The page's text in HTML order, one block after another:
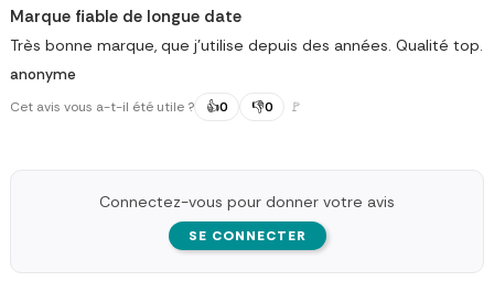
Marque fiable de longue date
Très bonne marque, que j'utilise depuis des années. Qualité top.
anonyme
Cet avis vous a-t-il été utile ? 👍0 👎0 🚩
Connectez-vous pour donner votre avis
SE CONNECTER